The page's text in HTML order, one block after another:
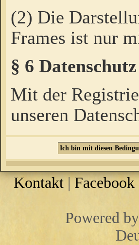
(2) Die
Frames ist nur
§ 6 Datenschutz
Mit der
unseren
Kontakt |Facebook
Powered by